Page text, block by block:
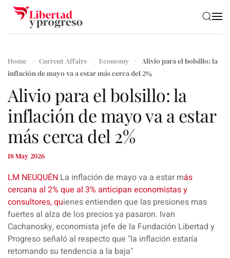
Skip to main content
Home Current Affairs Economy
Alivio para el bolsillo: la
inflación de mayo va a estar más cerca del 2%
Alivio para el bolsillo: la
inflación de mayo va a estar
más cerca del 2%
18 May 2026
LM NEUQUÉN La inflación de mayo va a estarmás
cercana al 2% que al 3% anticipan economistas y
consultores, quienes entienden que las presiones mas
fuertes al alza de los precios ya pasaron. Ivan
Cachanosky,economista jefe de la Fundación Libertad y
Progreso señaló al respecto que "la inflación estaría
retomando su tendencia a la baja"